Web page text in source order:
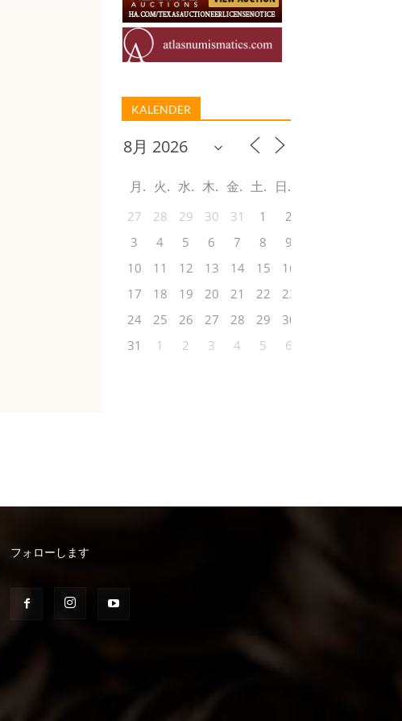
KALENDER
月 火 水 木 金 土 日
27 28 29 30 31 1
2
3
4 5 6 7 8
9
10
11 12 13 14 15
16
17
18 19 20 21 22
23
24
25 26 27 28 29
30
31
1 2 3 4 5 6
フォローします